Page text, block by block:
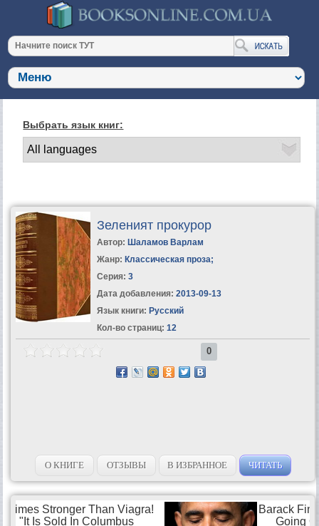
Выбрать язык книг:
Зеленият прокурор
Автор: Шаламов Варлам
Жанр: Классическая проза;
Серия: 3
Дата добавления: 2013-09-13
Язык книги: Русский
Кол-во страниц: 12
0
О КНИГЕ ОТЗЫВЫ В ИЗБРАННОЕ ЧИТАТЬ